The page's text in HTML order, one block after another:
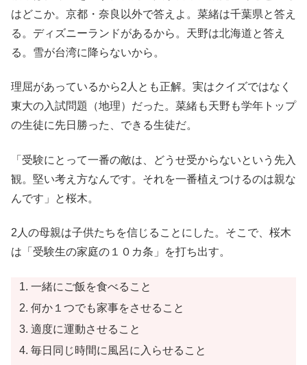
はどこか。京都・奈良以外で答えよ。菜緒は千葉県と答え
る。ディズニーランドがあるから。天野は北海道と答え
る。雪が台湾に降らないから。
理屈があっているから2人とも正解。実はクイズではなく
東大の入試問題（地理）だった。菜緒も天野も学年トップ
の生徒に先日勝った、できる生徒だ。
「受験にとって一番の敵は、どうせ受からないという先入
観。堅い考え方なんです。それを一番植えつけるのは親な
んです」と桜木。
2人の母親は子供たちを信じることにした。そこで、桜木
は「受験生の家庭の１０カ条」を打ち出す。
一緒にご飯を食べること
何か１つでも家事をさせること
適度に運動させること
毎日同じ時間に風呂に入らせること